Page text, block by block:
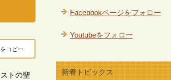
コピー
トの聖
Facebookページをフォロー
Youtubeをフォロー
新着トピックス